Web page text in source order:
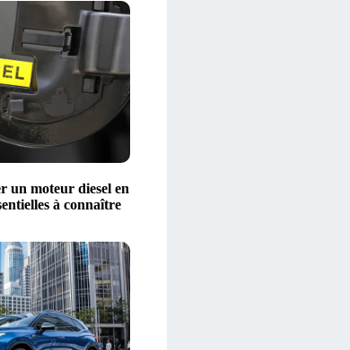
un moteur diesel en
à connaître